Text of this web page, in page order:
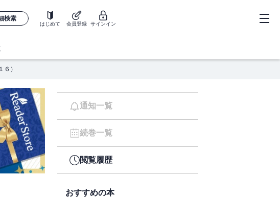
検索
はじめて 会員登録 サインイン
）
通知一覧
続巻一覧
閲覧履歴
おすすめの本